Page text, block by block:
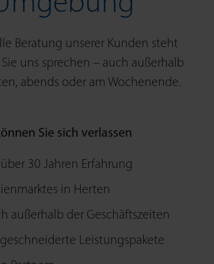
Beratung unserer Kunden steht
uns sprechen – auch außer­halb
abends oder am Wochenende.
Sie sich verlassen
30 Jahren Erfahrung
in Herten
außer­halb der Geschäftszeiten
Leistungspakete